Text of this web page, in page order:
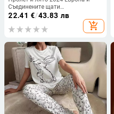
Съединените щати
трансгранична Amazon
дамска мода ежедневна
ръкав и кръгло деколте
22.41 €/43.83 лв
add_shopping_cart